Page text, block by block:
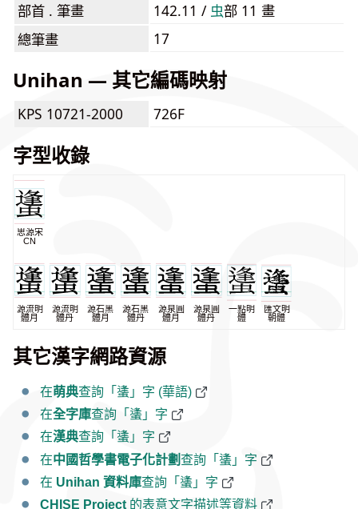
部首 . 筆畫
142.11 / ⾍部 11 畫
總筆畫
17
Unihan — 其它編碼映射
KPS 10721-2000 726F
字型收錄
思源宋
CN
源流明
體月
源流明
體丹
源石黑
體月
源石黑
體丹
源泉圓
體月
源泉圓
體丹
一點明
體
匯文明
朝體
其它漢字網路資源
在萌典查詢「䗬」字 (華語)
在全字庫查詢「䗬」字
在漢典查詢「䗬」字
在中國哲學書電子化計劃查詢「䗬」字
在 Unihan 資料庫查詢「䗬」字
CHISE Project 的表意文字描述等資料